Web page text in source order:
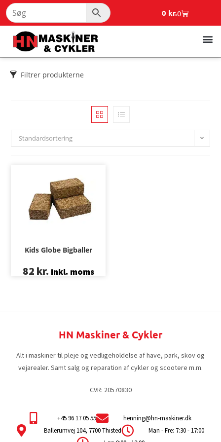
0 kr.0
Filtrer produkterne
Standardsortering
Kids Globe Bigballer
82 kr. Inkl. moms
HN Maskiner & Cykler
Alt i maskiner til pleje og vedligeholdelse af have, park, skov og
vejarealer. Samt salg og reparation af cykler og scootere m.m.
CVR: 20570830
+45 96 17 05 55
henning@hn-maskiner.dk
Ballerumvej 104, 7700 Thisted
Man - Fre: 7:30 - 17:00